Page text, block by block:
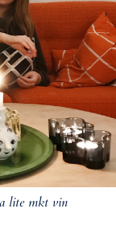
lite mkt vin